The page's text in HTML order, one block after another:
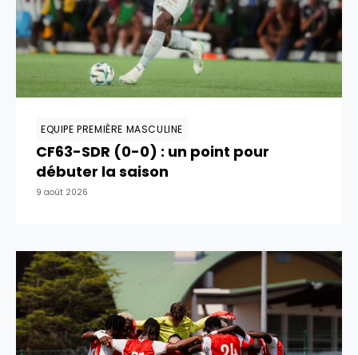
EQUIPE PREMIÈRE MASCULINE
CF63-SDR (0-0) : un point pour
débuter la saison
9 août 2026